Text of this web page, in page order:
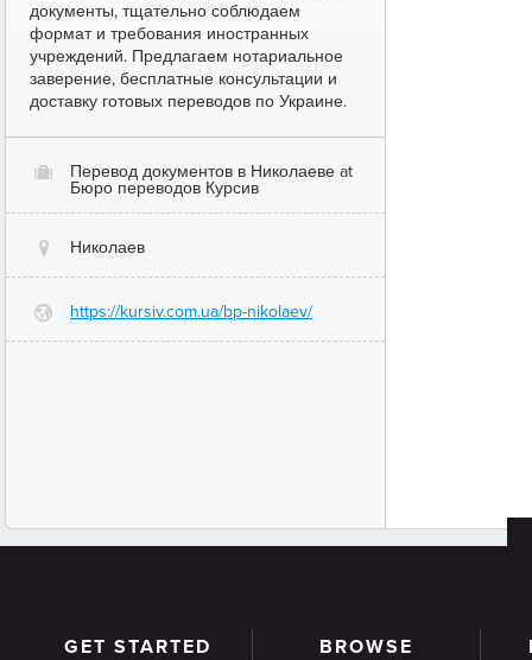
документы, тщательно соблюдаем
формат и требования иностранных
учреждений. Предлагаем нотариальное
заверение, бесплатные консультации и
доставку готовых переводов по Украине.
O
Перевод документов в Николаеве at
Бюро переводов Курсив
@ Николаев
G https://kursiv.com.ua/bp-nikolaev/
GET STARTED BROWSE